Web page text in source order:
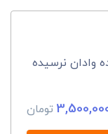
وادان نرسیده
تومان